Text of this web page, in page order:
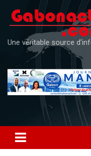
content
Une véritable source